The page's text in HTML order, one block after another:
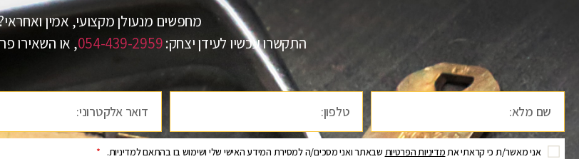
מחפשים מנעולן מקצועי, אמין
התקשרו עכשיו לעידן יצחק:054-439-2959, או השאירו
אני מאשר/ת כי קראתי אתמדיניות הפרטיות שבאתר ואני מסכים/ה למסירת המידע האישי שלי ושימוש בו בהתאם למדיניות. *